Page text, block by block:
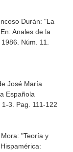
Durán: "La
En: Anales de la
. 1986. Núm. 11.
José María
Española
1-3. Pag. 111-122
"Teoría y